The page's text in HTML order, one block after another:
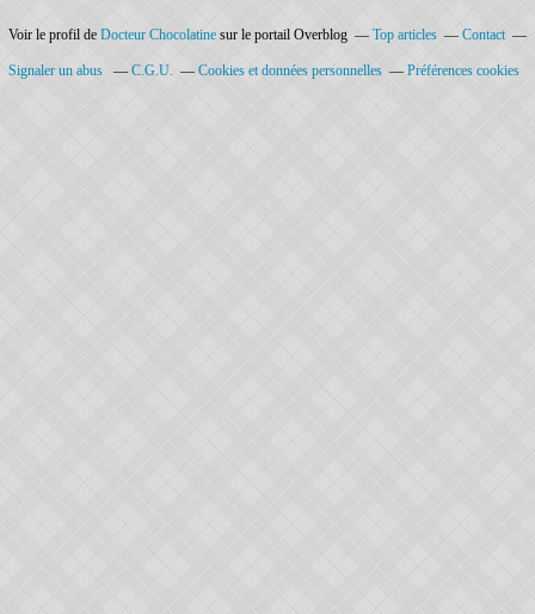
Voir le profil de Docteur Chocolatine sur le portail Overblog Top articles Contact
Signaler un abus C.G.U. Cookies et données personnelles Préférences cookies